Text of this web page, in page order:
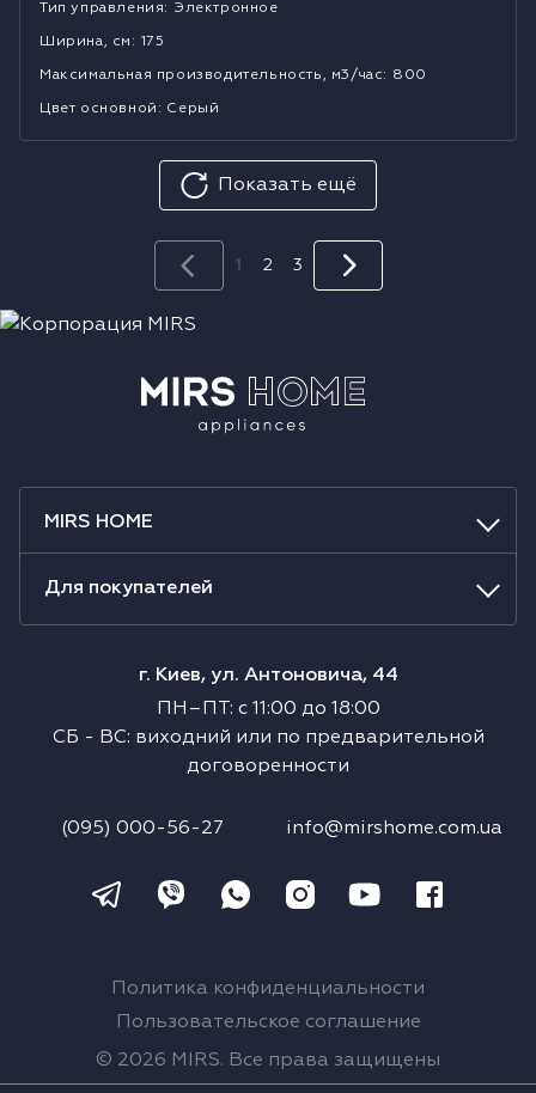
Тип управления: Электронное
Ширина, см : 175
Mаксимальная производительность, м3/час: 800
Цвет основной : Серый
Показать ещё
1 2 3
MIRS HOME
Для покупателей
г. Киев, ул. Антоновича, 44
ПН–ПТ : с11:00 до 18:00
СБ - ВС: виходний или по предварительной
договоренности
info@mirshome.com.ua
(095) 000-56-27
Политика конфиденциальности
Пользовательское соглашение
© 2026 MIRS. Все права защищены